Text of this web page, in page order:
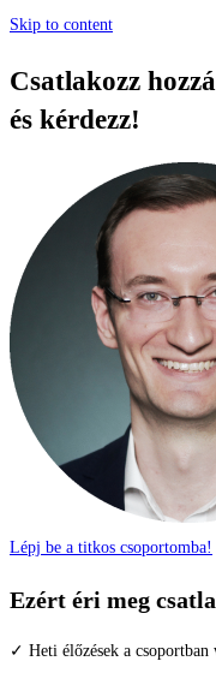
Skip to content
Csatlakozz
és kérdezz!
Lépj be a titkos csoportomba!
Ezért éri meg
✓ Heti élőzések a csoportban